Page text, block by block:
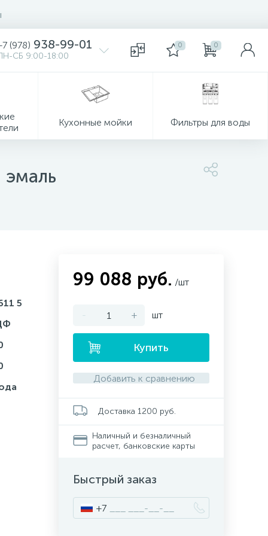
(978) 938-99-01
СБ 9:00-18:00
0 0
Кухонные мойки Фильтры для воды
эмаль
5
99 088 руб. /шт
- + шт
Купить
Добавить к сравнению
Доставка 1200 руб.
Наличный и безналичный
расчет, банковские карты
Быстрый заказ
+7